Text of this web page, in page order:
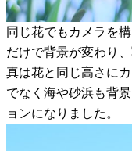
同じ花でもカメラを
だけで背景が変わり
真は花と同じ高さに
でなく海や砂浜も背
ョンになりました。